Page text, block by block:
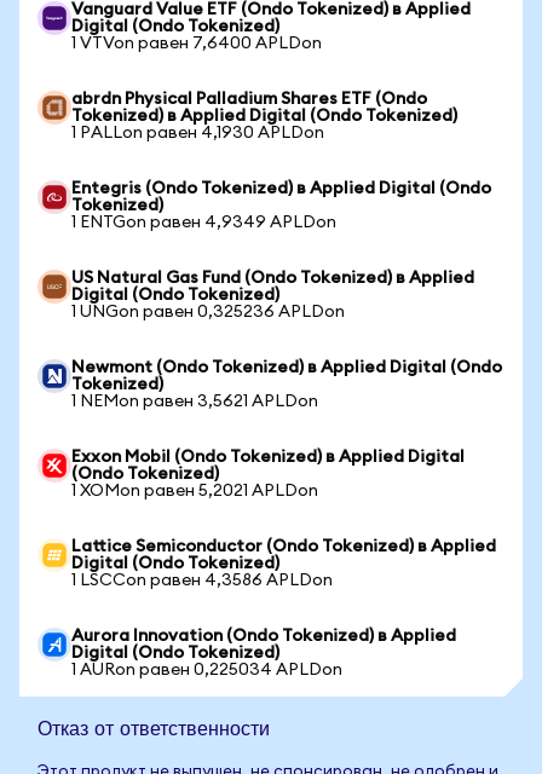
Vanguard Value ETF (Ondo Tokenized) в Applied
Digital (Ondo Tokenized)
1 VTVon равен 7,6400 APLDon
abrdn Physical Palladium Shares ETF (Ondo
Tokenized) в Applied Digital (Ondo Tokenized)
1 PALLon равен 4,1930 APLDon
Entegris (Ondo Tokenized) в Applied Digital (Ondo
Tokenized)
1 ENTGon равен 4,9349 APLDon
US Natural Gas Fund (Ondo Tokenized) в Applied
Digital (Ondo Tokenized)
1 UNGon равен 0,325236 APLDon
Newmont (Ondo Tokenized) в Applied Digital (Ondo
Tokenized)
1 NEMon равен 3,5621 APLDon
Exxon Mobil (Ondo Tokenized) в Applied Digital
(Ondo Tokenized)
1 XOMon равен 5,2021 APLDon
Lattice Semiconductor (Ondo Tokenized) в Applied
Digital (Ondo Tokenized)
1 LSCCon равен 4,3586 APLDon
Aurora Innovation (Ondo Tokenized) в Applied
Digital (Ondo Tokenized)
1 AURon равен 0,225034 APLDon
Отказ от ответственности